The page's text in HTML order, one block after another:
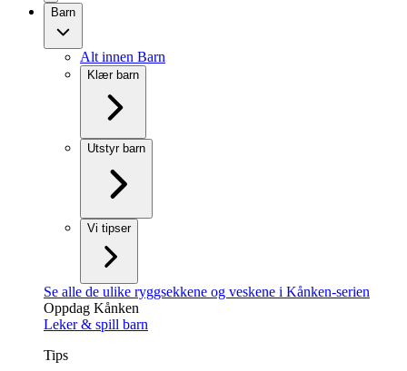
Barn
Alt innen Barn
Klær barn
Utstyr barn
Vi tipser
Se alle de ulike ryggsekkene og veskene i Kånken-serien
Oppdag Kånken
Leker & spill barn
Tips